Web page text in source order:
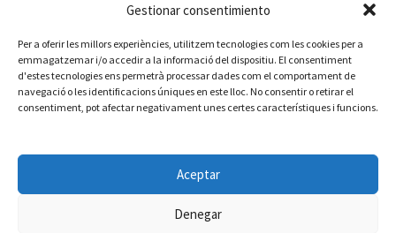
Gestionar consentimiento
Per a oferir les millors experiències, utilitzem tecnologies com les cookies per a
emmagatzemar i/o accedir a la informació del dispositiu. El consentiment
d'estes tecnologies ens permetrà processar dades com el comportament de
navegació o les identificacions úniques en este lloc. No consentir o retirar el
consentiment, pot afectar negativament unes certes característiques i funcions.
Aceptar
Denegar
Política de privacitat
© 2026 Ajuntament de Vilafamés - Desarrollada por